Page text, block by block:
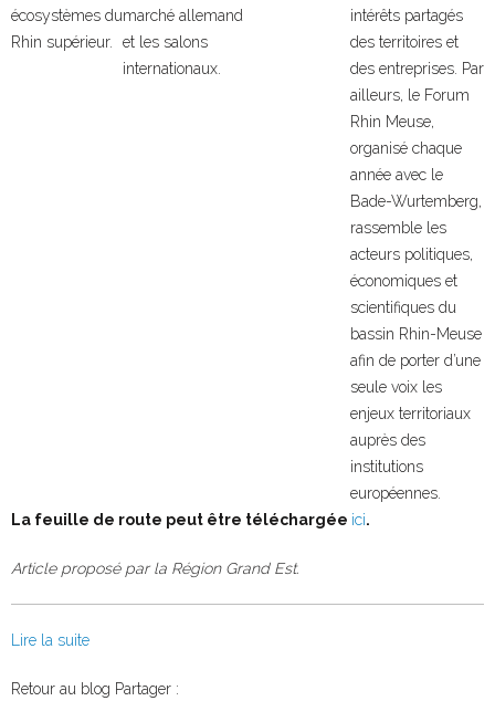
écosystèmes du
Rhin supérieur.
marché allemand
et les salons
internationaux.
intérêts partagés
des territoires et
des entreprises. Par
ailleurs, le Forum
Rhin Meuse,
organisé chaque
année avec le
Bade-Wurtemberg,
rassemble les
acteurs politiques,
économiques et
scientifiques du
bassin Rhin-Meuse
afin de porter d’une
seule voix les
enjeux territoriaux
auprès des
institutions
européennes.
La feuille de route peut être téléchargée ici.
Article proposé par la Région Grand Est.
Lire la suite
Retour au blog Partager :